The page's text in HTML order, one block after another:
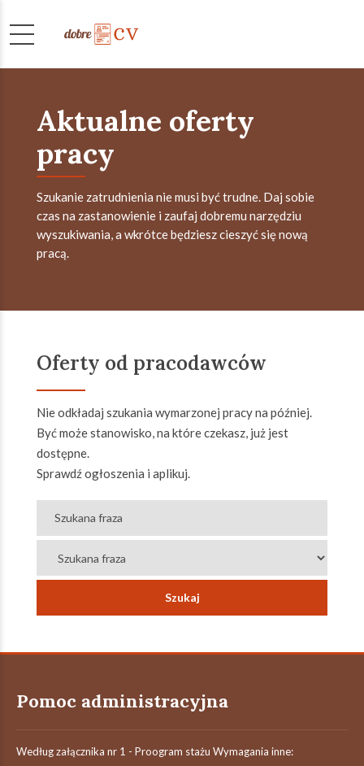
Aktualne oferty
pracy
Szukanie zatrudnienia nie musi być trudne. Daj sobie
czas na zastanowienie i zaufaj dobremu narzędziu
wyszukiwania, a wkrótce będziesz cieszyć się nową
pracą.
Oferty od pracodawców
Nie odkładaj szukania wymarzonej pracy na później.
Być może stanowisko, na które czekasz, już jest
dostępne.
Sprawdź ogłoszenia i aplikuj.
Pomoc administracyjna
Według załącznika nr 1 - Proogram stażu Wymagania inne: